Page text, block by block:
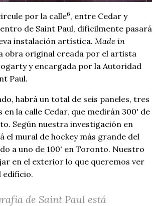
por la calle6, entre Cedar y
de Saint Paul, difícilmente pasará
instalación artística. Made in
obra original creada por el artista
y encargada por la Autoridad
Paul.
habrá un total de seis paneles, tres
en la calle Cedar, que medirán 300' de
Según nuestra investigación en
el mural de hockey más grande del
a uno de 100' en Toronto. Nuestro
en el exterior lo que queremos ver
edificio.
de Saint Paul está